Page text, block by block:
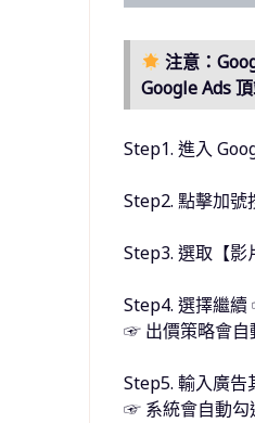
注意：
Google Ads
Step1. 進入
Step2. 點擊加
Step3. 選取【
Step4. 選擇繼
☞ 出價策略會自
Step5. 輸入廣告
☞ 系統會自動勾